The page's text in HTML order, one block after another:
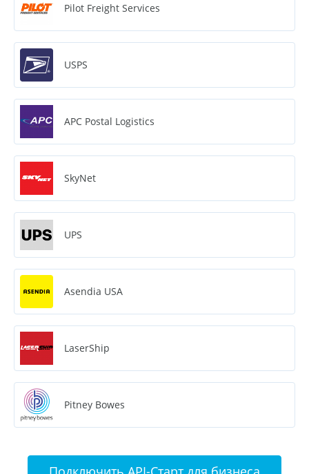
Pilot Freight Services
USPS
APC Postal Logistics
SkyNet
UPS
Asendia USA
LaserShip
Pitney Bowes